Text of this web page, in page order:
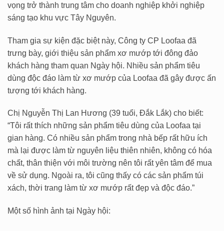
vọng trở thành trung tâm cho doanh nghiệp khởi nghiệp
sáng tạo khu vực Tây Nguyên.
Tham gia sự kiện đặc biệt này, Công ty CP Loofaa đã
trưng bày, giới thiệu sản phẩm xơ mướp tới đông đảo
khách hàng tham quan Ngày hội. Nhiều sản phẩm tiêu
dùng độc đáo làm từ xơ mướp của Loofaa đã gây được ấn
tượng tới khách hàng.
Chị Nguyễn Thị Lan Hương (39 tuổi, Đắk Lắk) cho biết:
“Tôi rất thích những sản phẩm tiêu dùng của Loofaa tại
gian hàng. Có nhiều sản phẩm trong nhà bếp rất hữu ích
mà lại được làm từ nguyên liệu thiên nhiên, không có hóa
chất, thân thiện với môi trường nên tôi rất yên tâm để mua
về sử dụng. Ngoài ra, tôi cũng thấy có các sản phẩm túi
xách, thời trang làm từ xơ mướp rất đẹp và độc đáo.”
Một số hình ảnh tại Ngày hội: